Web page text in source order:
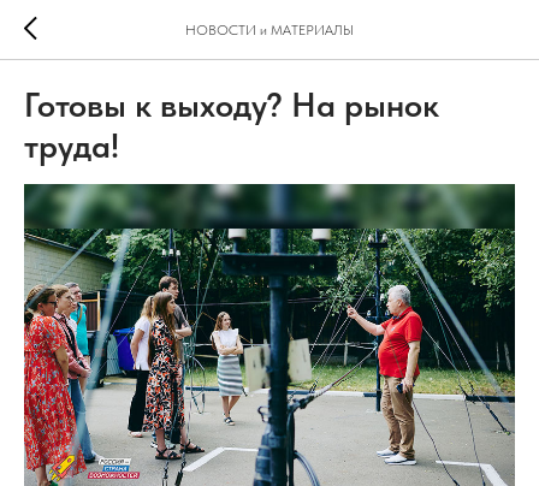
НОВОСТИ и МАТЕРИАЛЫ
Готовы к выходу? На рынок
труда!